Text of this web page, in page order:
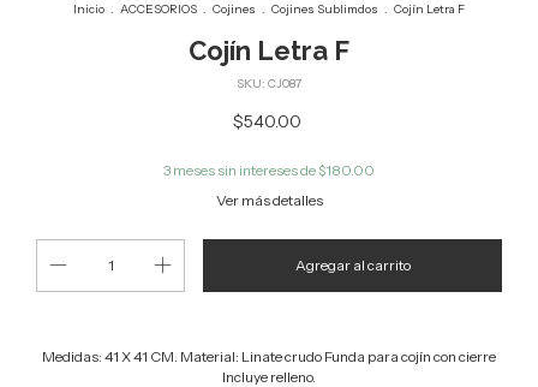
Inicio . ACCESORIOS . Cojines . Cojines Sublimdos . Cojín Letra F
Cojín Letra F
SKU: CJ087
$540.00
3 meses sin intereses de $180.00
Ver más detalles
Medidas: 41 X 41 CM. Material: Linate crudo Funda para cojín con cierre
Incluye relleno.